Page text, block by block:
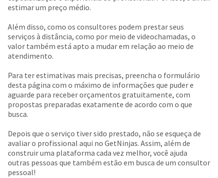
estimar um preço médio.
Além disso, como os consultores podem prestar seus
serviços à distância, como por meio de videochamadas, o
valor também está apto a mudar em relação ao meio de
atendimento.
Para ter estimativas mais precisas, preencha o formulário
desta página com o máximo de informações que puder e
aguarde para receber orçamentos gratuitamente, com
propostas preparadas exatamente de acordo com o que
busca.
Depois que o serviço tiver sido prestado, não se esqueça de
avaliar o profissional aqui no GetNinjas. Assim, além de
construir uma plataforma cada vez melhor, você ajuda
outras pessoas que também estão em busca de um consultor
pessoal!